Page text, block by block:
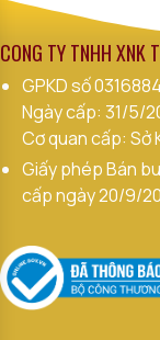
CÔNG TY TNHH XNK
GPKD số
Ngày cấp: 31/5/
Cơ quan cấp: Sở
Giấy phép Bán
cấp ngày 20/9/